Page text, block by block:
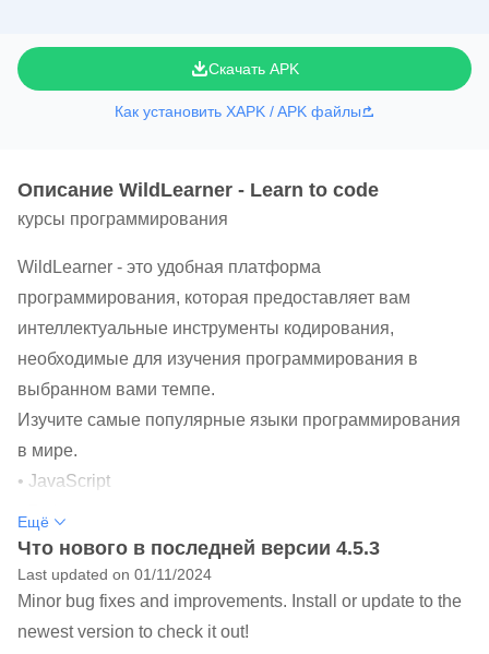
Скачать APK
Как установить XAPK / APK файлы
Oписание WildLearner - Learn to code
курсы программирования
WildLearner - это удобная платформа
программирования, которая предоставляет вам
интеллектуальные инструменты кодирования,
необходимые для изучения программирования в
выбранном вами темпе.
Изучите самые популярные языки программирования
в мире.
• JavaScript
• Идти
• C ++
• HTML
• CSS
Ещё
Что нового в последней версии 4.5.3
Last updated on 01/11/2024
Minor bug fixes and improvements. Install or update to the
newest version to check it out!